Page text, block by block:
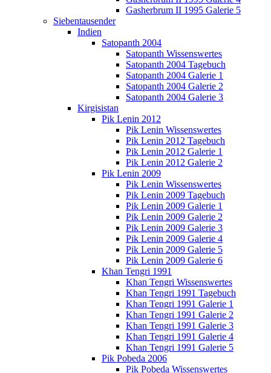
Gasherbrum II 1995 Galerie 5
Siebentausender
Indien
Satopanth 2004
Satopanth Wissenswertes
Satopanth 2004 Tagebuch
Satopanth 2004 Galerie 1
Satopanth 2004 Galerie 2
Satopanth 2004 Galerie 3
Kirgisistan
Pik Lenin 2012
Pik Lenin Wissenswertes
Pik Lenin 2012 Tagebuch
Pik Lenin 2012 Galerie 1
Pik Lenin 2012 Galerie 2
Pik Lenin 2009
Pik Lenin Wissenswertes
Pik Lenin 2009 Tagebuch
Pik Lenin 2009 Galerie 1
Pik Lenin 2009 Galerie 2
Pik Lenin 2009 Galerie 3
Pik Lenin 2009 Galerie 4
Pik Lenin 2009 Galerie 5
Pik Lenin 2009 Galerie 6
Khan Tengri 1991
Khan Tengri Wissenswertes
Khan Tengri 1991 Tagebuch
Khan Tengri 1991 Galerie 1
Khan Tengri 1991 Galerie 2
Khan Tengri 1991 Galerie 3
Khan Tengri 1991 Galerie 4
Khan Tengri 1991 Galerie 5
Pik Pobeda 2006
Pik Pobeda Wissenswertes